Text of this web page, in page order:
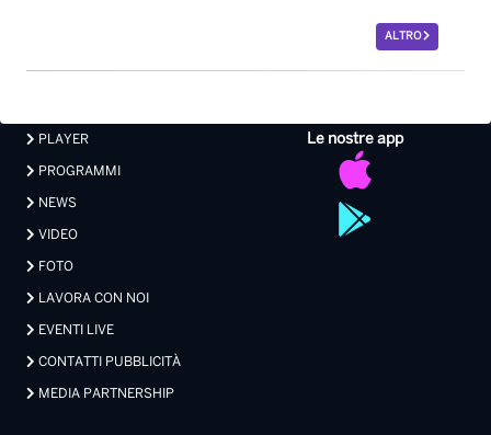
ALTRO
Le nostre app
PLAYER
PROGRAMMI
NEWS
VIDEO
FOTO
LAVORA CON NOI
EVENTI LIVE
CONTATTI PUBBLICITÀ
MEDIA PARTNERSHIP